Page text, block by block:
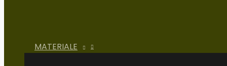
MATERIALE